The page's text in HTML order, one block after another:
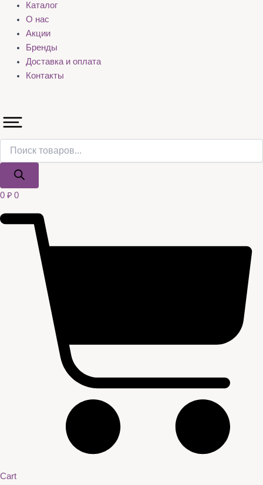
Каталог
О нас
Акции
Бренды
Доставка и оплата
Контакты
0 ₽ 0
Cart